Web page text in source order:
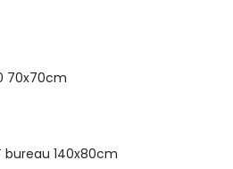
70x70cm
bureau 140x80cm